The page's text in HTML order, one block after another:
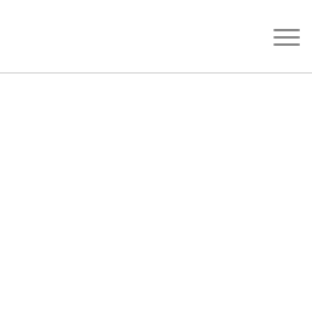
T